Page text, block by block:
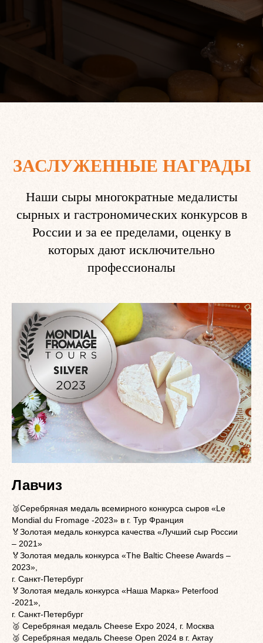
ЗАСЛУЖЕННЫЕ НАГРАДЫ
Наши сыры многократные медалисты
сырных и гастрономических конкурсов в
России и за ее пределами, оценку в
которых дают исключительно
профессионалы
Лавчиз
🥈Серебряная медаль всемирного конкурса сыров «Le
Mondial du Fromage -2023» в г. Тур Франция
🏅Золотая медаль конкурса качества «Лучший сыр России
– 2021»
🏅Золотая медаль конкурса «The Baltic Cheese Awards –
2023»,
г. Санкт-Петербург
🏅Золотая медаль конкурса «Наша Марка» Peterfood
-2021»,
г. Санкт-Петербург
🥈 Серебряная медаль Cheese Expo 2024, г. Москва
🥈 Серебряная медаль Cheese Open 2024 в г. Актау